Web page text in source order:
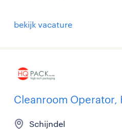
bekijk vacature
Cleanroom Operator,
Schijndel